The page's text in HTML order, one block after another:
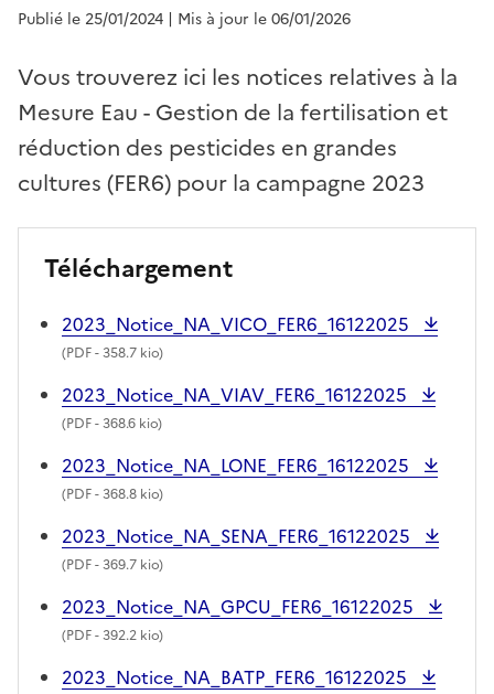
Publié le 25/01/2024 | Mis à jour le 06/01/2026
Vous trouverez ici les notices relatives à la
Mesure Eau - Gestion de la fertilisation et
réduction des pesticides en grandes
cultures (FER6) pour la campagne 2023
Téléchargement
2023_Notice_NA_VICO_FER6_16122025
(PDF- 358.7 kio)
2023_Notice_NA_VIAV_FER6_16122025
(PDF- 368.6 kio)
2023_Notice_NA_LONE_FER6_16122025
(PDF- 368.8 kio)
2023_Notice_NA_SENA_FER6_16122025
(PDF- 369.7 kio)
2023_Notice_NA_GPCU_FER6_16122025
(PDF- 392.2 kio)
2023_Notice_NA_BATP_FER6_16122025